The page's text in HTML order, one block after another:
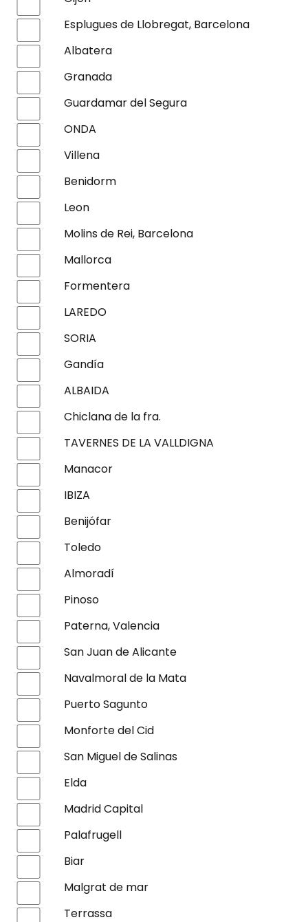
Esplugues de Llobregat, Barcelona
Albatera
Granada
Guardamar del Segura
ONDA
Villena
Benidorm
Leon
Molins de Rei, Barcelona
Mallorca
Formentera
LAREDO
SORIA
Gandía
ALBAIDA
Chiclana de la fra.
TAVERNES DE LA VALLDIGNA
Manacor
IBIZA
Benijófar
Toledo
Almoradí
Pinoso
Paterna, Valencia
San Juan de Alicante
Navalmoral de la Mata
Puerto Sagunto
Monforte del Cid
San Miguel de Salinas
Elda
Madrid Capital
Palafrugell
Biar
Malgrat de mar
Terrassa